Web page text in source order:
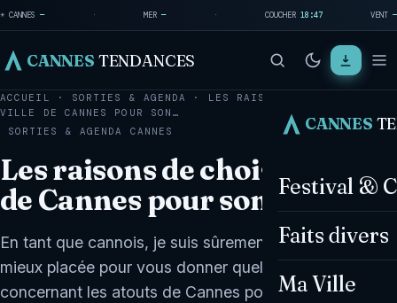
☀ CANNES — · MER— · COUCHER18:47 VENT —
CANNES TENDANCES
CANNES
Festival &
Faits divers
Ma Ville
ACCUEIL · SORTIES & AGENDA ·
LES RAISONS DE CHOISIR LA
VILLE DE CANNES POUR SON…
SORTIES & AGENDA
CANNES
Les raisons de choisir la ville
de Cannes pour son mariage
En tant que cannois, je suis sûrement la personne la
mieux placée pour vous donner quelques informations
concernant les atouts de Cannes pour l’organisation